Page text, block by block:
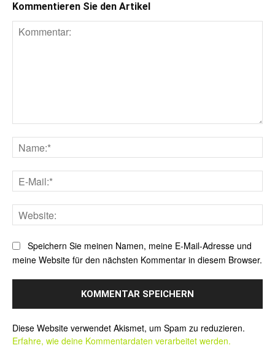
Kommentieren Sie den Artikel
Speichern Sie meinen Namen, meine E-Mail-Adresse und
meine Website für den nächsten Kommentar in diesem Browser.
Diese Website verwendet Akismet, um Spam zu reduzieren.
Erfahre, wie deine Kommentardaten verarbeitet werden.